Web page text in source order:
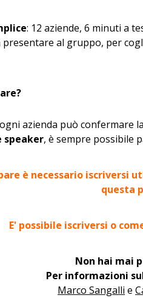
: 12 aziende, 6 minuti a
presentare al gruppo, per
azienda può confermare
speaker, è sempre possibile
è necessario iscriversi
questa
E' possibile iscriversi o
Non hai mai
Per informazioni
Marco Sangalli e